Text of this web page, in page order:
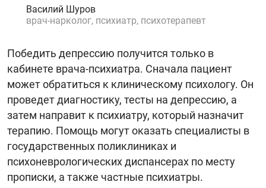
Василий Шуров
врач-нарколог, психиатр, психотерапевт
Победить депрессию получится только в
кабинете врача-психиатра. Сначала пациент
может обратиться к клиническому психологу. Он
проведет диагностику, тесты на депрессию, а
затем направит к психиатру, который назначит
терапию. Помощь могут оказать специалисты в
государственных поликлиниках и
психоневрологических диспансерах по месту
прописки, а также частные психиатры.